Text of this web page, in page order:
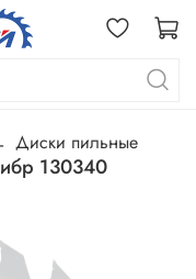
Диски пильные
130340